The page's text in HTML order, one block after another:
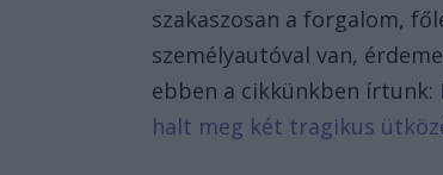
szakaszosan a forgalom,
személyautóval van,
ebben a cikkünkben írtunk:
halt meg két tragikus